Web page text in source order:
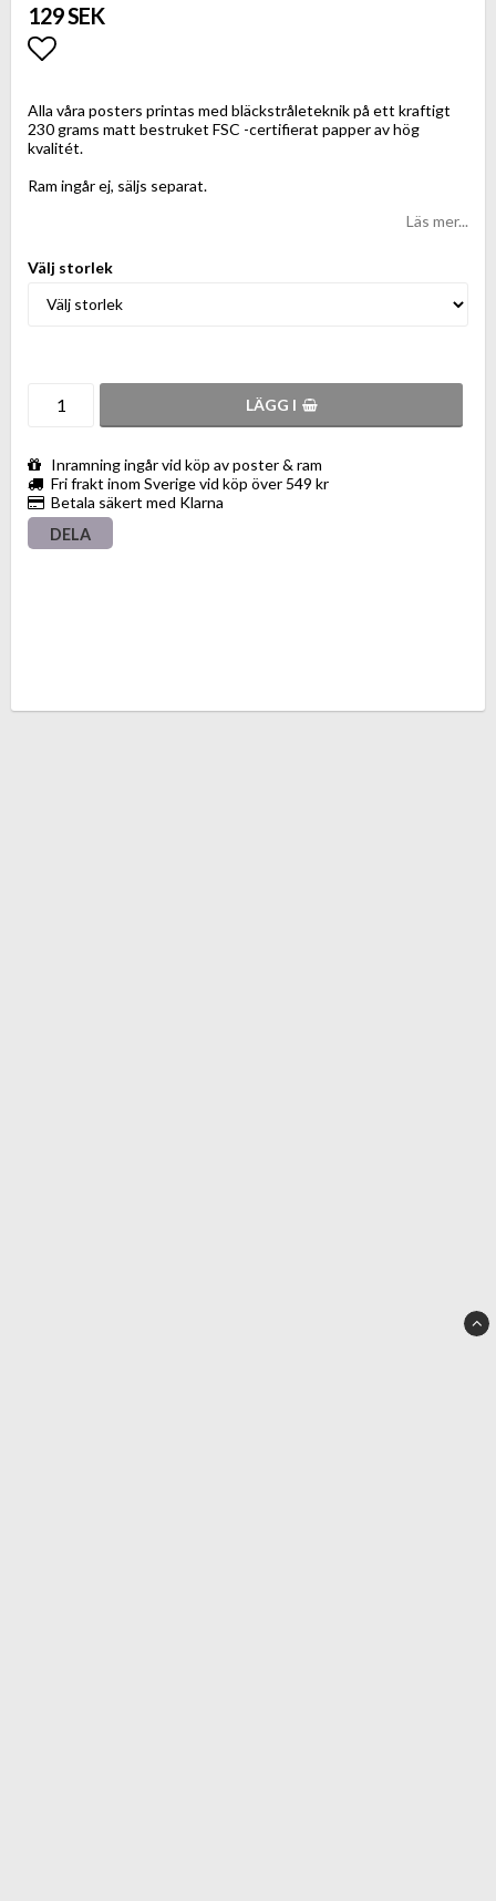
129 SEK
Alla våra posters printas med bläckstråleteknik på ett kraftigt
230 grams matt bestruket FSC -certifierat papper av hög
kvalitét.
Ram ingår ej, säljs separat.
Läs mer...
Välj storlek
LÄGG I
Inramning ingår vid köp av poster & ram
Fri frakt inom Sverige vid köp över 549 kr
Betala säkert med Klarna
DELA